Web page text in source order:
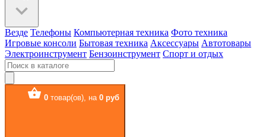
Везде Телефоны Компьютерная техника Фото техника
Игровые консоли Бытовая техника Аксессуары Автотовары
Электроинструмент Бензоинструмент Спорт и отдых
0 товар(ов), на 0 руб